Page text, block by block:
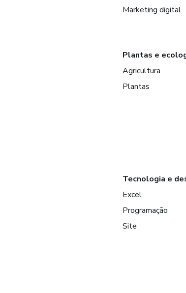
Marketing digital
Plantas e
Agricultura
Plantas
Tecnologia e
Excel
Programação
Site